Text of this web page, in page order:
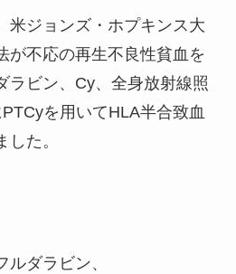
米ジョンズ・ホプキンス大
が不応の再生不良性貧血を
ラビン、 Cy、全身放射線照
PTCyを用いてHLA半合致血
た。
ルダラビン、